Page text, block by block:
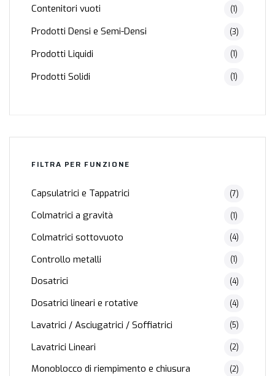
Contenitori vuoti (1)
Prodotti Densi e Semi-Densi (3)
Prodotti Liquidi (1)
Prodotti Solidi (1)
FILTRA PER FUNZIONE
Capsulatrici e Tappatrici (7)
Colmatrici a gravità (1)
Colmatrici sottovuoto (4)
Controllo metalli (1)
Dosatrici (4)
Dosatrici lineari e rotative (4)
Lavatrici / Asciugatrici / Soffiatrici (5)
Lavatrici Lineari (2)
Monoblocco di riempimento e chiusura (2)